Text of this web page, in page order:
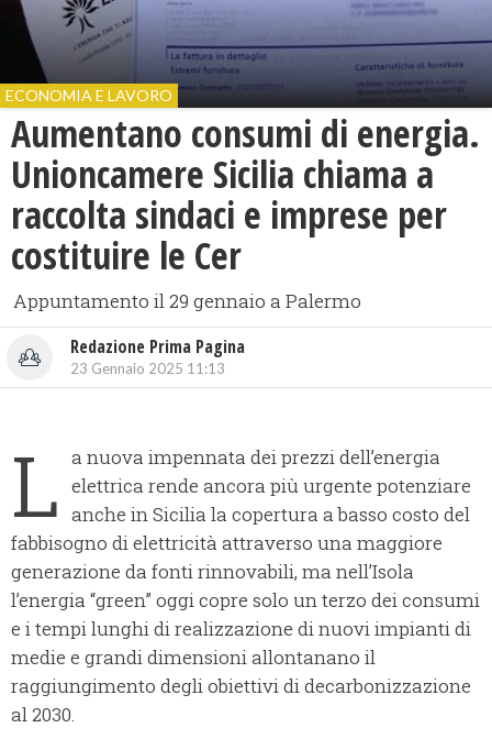
ECONOMIA E LAVORO
Aumentano consumi di energia.
Unioncamere Sicilia chiama a
raccolta sindaci e imprese per
costituire le Cer
Appuntamento il 29 gennaio a Palermo
Redazione Prima Pagina
23 Gennaio 2025 11:13
L a nuova impennata dei prezzi dell’energia
elettrica rende ancora più urgente potenziare
anche in Sicilia la copertura a basso costo del
fabbisogno di elettricità attraverso una maggiore
generazione da fonti rinnovabili, ma nell’Isola
l’energia “green” oggi copre solo un terzo dei consumi
e i tempi lunghi di realizzazione di nuovi impianti di
medie e grandi dimensioni allontanano il
raggiungimento degli obiettivi di decarbonizzazione
al 2030.